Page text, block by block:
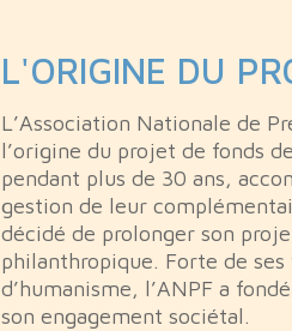
L'ORIGINE DU
L’Association Nationale de
l’origine du projet de fonds
pendant plus de 30 ans,
gestion de leur
décidé de prolonger son
philanthropique. Forte de
d’humanisme, l’ANPF a
son engagement sociétal.